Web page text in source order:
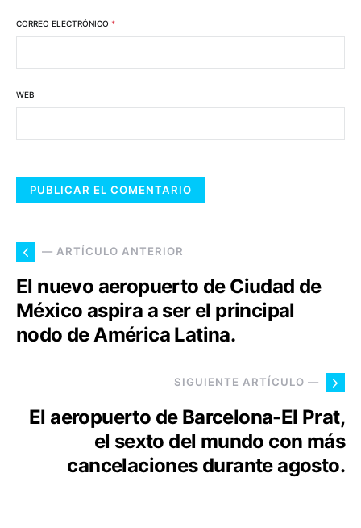
CORREO ELECTRÓNICO *
WEB
— ARTÍCULO ANTERIOR
El nuevo aeropuerto de Ciudad de
México aspira a ser el principal
nodo de América Latina.
SIGUIENTE ARTÍCULO —
El aeropuerto de Barcelona-El Prat,
el sexto del mundo con más
cancelaciones durante agosto.